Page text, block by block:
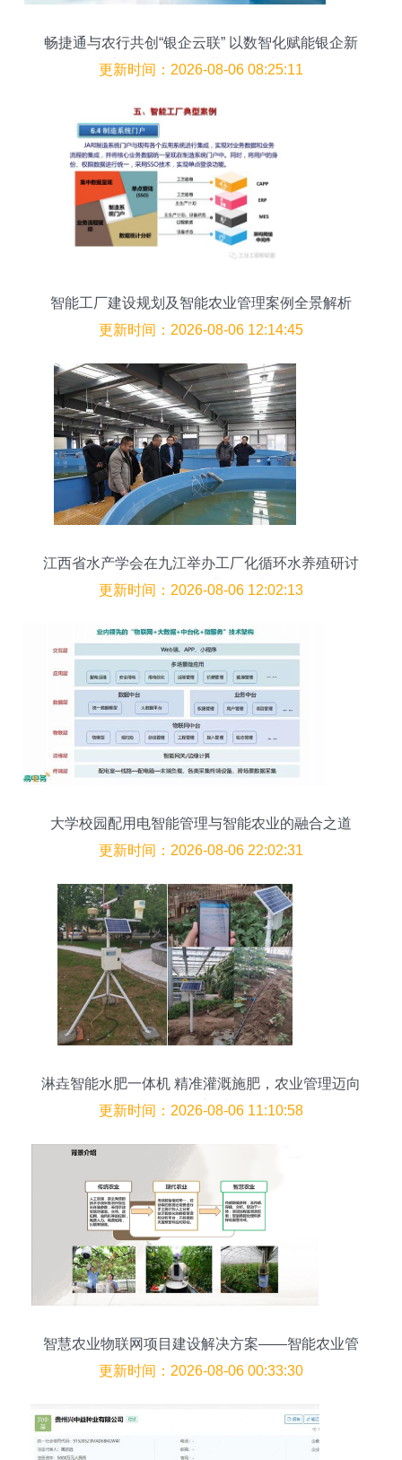
畅捷通与农行共创“银企云联” 以数智化赋能银企新
生态，驱动智能农业管理再进一步
更新时间：2026-08-06 08:25:11
智能工厂建设规划及智能农业管理案例全景解析
更新时间：2026-08-06 12:14:45
江西省水产学会在九江举办工厂化循环水养殖研讨
会 推动智能农业管理升级
更新时间：2026-08-06 12:02:13
大学校园配用电智能管理与智能农业的融合之道
更新时间：2026-08-06 22:02:31
淋垚智能水肥一体机 精准灌溉施肥，农业管理迈向
数智化新时代
更新时间：2026-08-06 11:10:58
智慧农业物联网项目建设解决方案——智能农业管
理
更新时间：2026-08-06 00:33:30